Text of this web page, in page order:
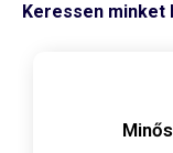
Keressen minket